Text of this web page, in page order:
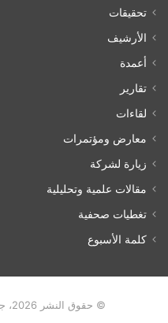
تحقيقات
الأرشيف
أعمدة
تقارير
لقاءات
معارض ومؤتمرات
زيارة لشركة
مقالات علمية وتحليلية
تغطيات صحفية
كلمة الأسبوع
© حقوق النشر 2026، جميع الحقوق محفوظة |